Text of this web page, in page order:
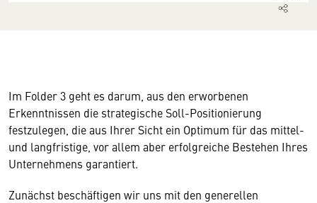
Im Folder 3 geht es darum, aus den erworbenen
Erkenntnissen die strategische Soll-Positionierung
festzulegen, die aus Ihrer Sicht ein Optimum für das mittel-
und langfristige, vor allem aber erfolgreiche Bestehen Ihres
Unternehmens garantiert.
Zunächst beschäftigen wir uns mit den generellen